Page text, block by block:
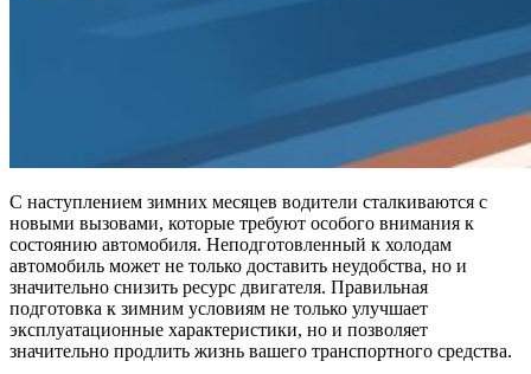
С наступлением зимних месяцев водители сталкиваются с
новыми вызовами, которые требуют особого внимания к
состоянию автомобиля. Неподготовленный к холодам
автомобиль может не только доставить неудобства, но и
значительно снизить ресурс двигателя. Правильная
подготовка к зимним условиям не только улучшает
эксплуатационные характеристики, но и позволяет
значительно продлить жизнь вашего транспортного средства.